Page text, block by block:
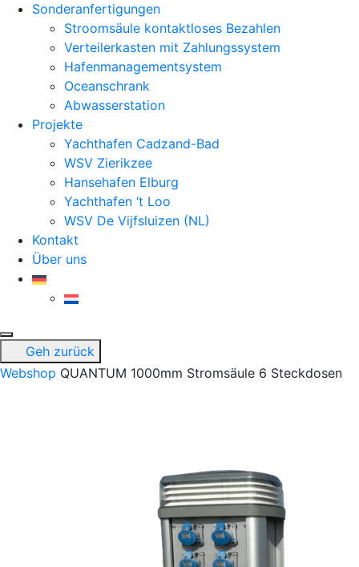
Sonderanfertigungen
Stroomsäule kontaktloses Bezahlen
Verteilerkasten mit Zahlungssystem
Hafenmanagementsystem
Oceanschrank
Abwasserstation
Projekte
Yachthafen Cadzand-Bad
WSV Zierikzee
Hansehafen Elburg
Yachthafen ‘t Loo
WSV De Vijfsluizen (NL)
Kontakt
Über uns
Geh zurück
Webshop QUANTUM 1000mm Stromsäule 6 Steckdosen